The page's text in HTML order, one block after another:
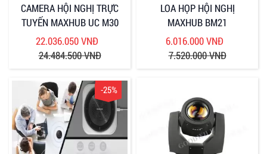
CAMERA HỘI NGHỊ TRỰC
TUYẾN MAXHUB UC M30
22.036.050 VNĐ
24.484.500 VNĐ
LOA HỌP HỘI NGHỊ
MAXHUB BM21
6.016.000 VNĐ
7.520.000 VNĐ
-25%